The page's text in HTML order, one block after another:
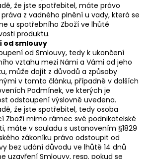
že jste spotřebitel, máte právo
z vadného plnění u vady, která se
u spotřebního Zboží ve lhůtě
produktu.
od smlouvy
od Smlouvy, tedy k ukončení
vztahu mezi Námi a Vámi od jeho
může dojít z důvodů a způsoby
v tomto článku, případně v dalších
Podmínek, ve kterých je
odstoupení výslovně uvedena.
že jste spotřebitel, tedy osoba
Zboží mimo rámec své podnikatelské
máte v souladu s ustanovením §1829
zákoníku právo odstoupit od
bez udání důvodu ve lhůtě 14 dnů
uzavření Smlouvy, resp. pokud se